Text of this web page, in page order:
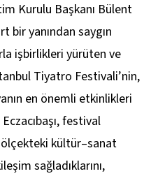
Kurulu Başkanı Bülent
bir yanından saygın
işbirlikleri yürüten ve
Tiyatro Festivali’nin,
en önemli etkinlikleri
festival
ölçekteki kültür–sanat
sağladıklarını,